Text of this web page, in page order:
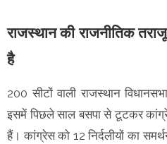
राजस्थान की राजनीतिक
है
200 सीटों वाली राजस्थान
इसमें पिछले साल बसपा से टूटकर
हैं। कांग्रेस को 12 निर्दलीयों का